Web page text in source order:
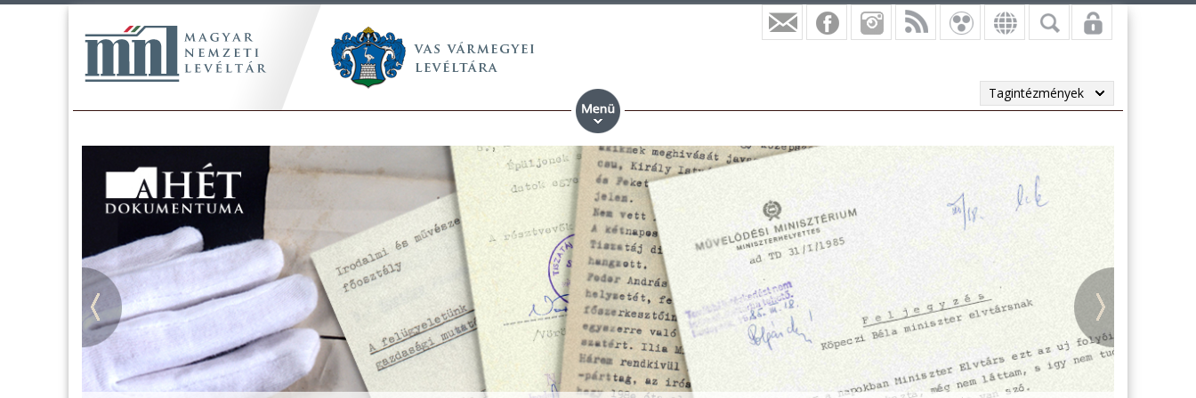
Tagintézmények
Tájékoztatás a Pest vármegyei állami anyakönyvi másodpéldányok